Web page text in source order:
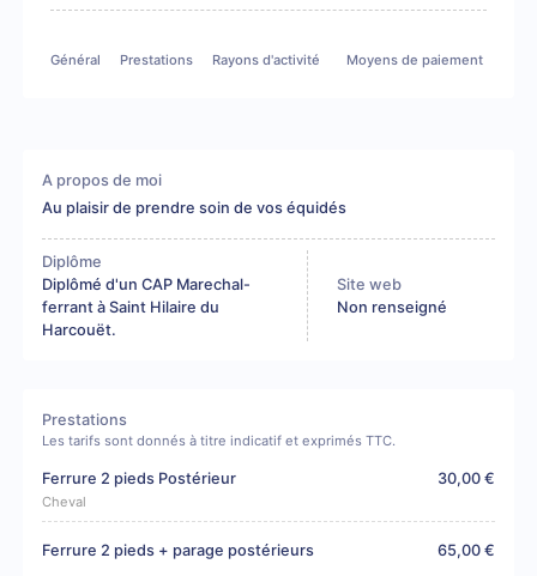
Général Prestations Rayons d'activité Moyens de paiement
A propos de moi
Au plaisir de prendre soin de vos équidés
Diplôme
Diplômé d'un CAP Marechal-
ferrant à Saint Hilaire du
Harcouët.
Site web
Non renseigné
Prestations
Les tarifs sont donnés à titre indicatif et exprimés TTC.
Ferrure 2 pieds Postérieur
Cheval
30,00 €
Ferrure 2 pieds + parage postérieurs 65,00 €